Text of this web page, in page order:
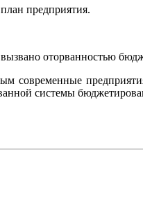
предприятия.
оторванностью
современные
системы